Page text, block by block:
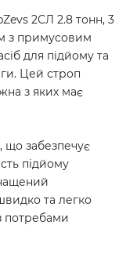
2СЛ 2.8 тонн, 3
з примусовим
для підйому та
Цей строп
з яких має
забезпечує
підйому
та легко
потребами